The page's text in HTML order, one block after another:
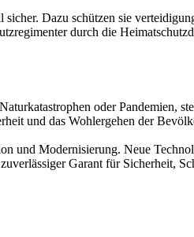
Dazu schützen sie
durch die
oder Pandemien,
und das Wohlergehen der
und Modernisierung. Neue
Garant für Sicherheit,